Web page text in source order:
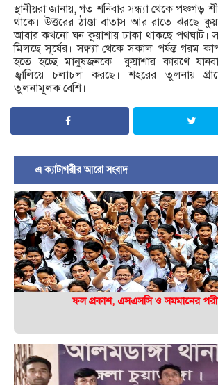
স্থানীয়রা জানায়, গত শনিবার সন্ধ্যা থেকে পঞ্চগড়
থাকে। উত্তরের ঠাণ্ডা বাতাস আর রাতে ঝরছে
আবার কখনো ঘন কুয়াশায় ঢাকা থাকছে পথঘাট।
মিলছে সূর্যের। সন্ধ্যা থেকে সকাল পর্যন্ত গরম
হতে হচ্ছে মানুষজনকে। কুয়াশার কারণে
জ্বালিয়ে চলাচল করছে। শহরের তুলনায়
তুলনামূলক বেশি।
এ ক্যাটাগরীর আরো সংবাদ
ফল প্রকাশ, এসএসসি ও সমমানের